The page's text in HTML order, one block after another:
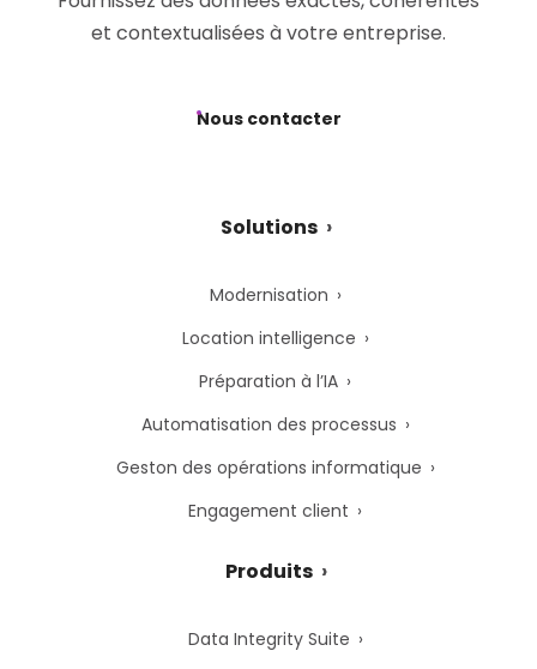
et contextualisées à votre entreprise.
Nous contacter
Solutions
Modernisation
Location intelligence
Préparation à l’IA
Automatisation des processus
Geston des opérations informatique
Engagement client
Produits
Data Integrity Suite